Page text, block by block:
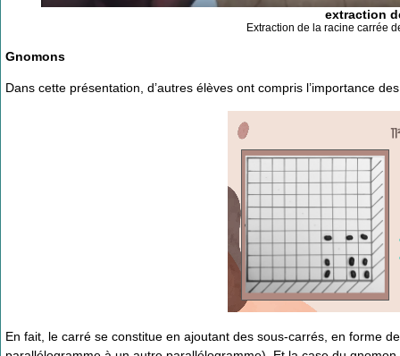
extraction
Extraction de la racine carrée
Gnomons
Dans cette présentation, d’autres élèves ont compris l’importance
En fait, le carré se constitue en ajoutant des sous-carrés, en forme